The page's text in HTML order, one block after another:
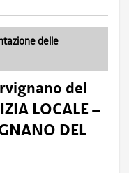
delle
del
LOCALE –
DEL